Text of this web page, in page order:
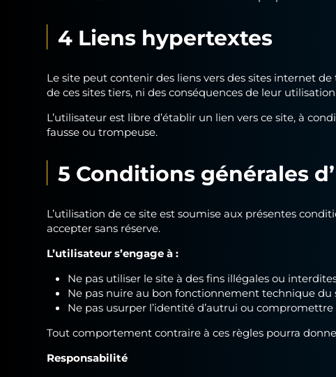
4 Liens hypertextes
Le site peut contenir des liens vers des sites internet
de ces sites tiers, ni des conséquences de leur utilisation.
L’utilisateur est libre d’établir un lien vers ce site, à
fausse ou trompeuse.
5 Conditions générales
L’utilisation de ce site est soumise aux présentes
accepter sans réserve.
L’utilisateur s’engage à :
Ne pas utiliser le site à des fins illégales ou
Ne pas nuire au bon fonctionnement technique du
Ne pas usurper l’identité d’autrui ou
Tout comportement contraire à ces règles pourra
Responsabilité